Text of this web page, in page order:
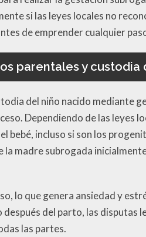
si las leyes locales no
de emprender cualquier
parentales y custodia
del niño nacido mediante
Dependiendo de las leyes
incluso si son los
la madre subrogada
lo que genera ansiedad y
del parto, las disputas
las partes.